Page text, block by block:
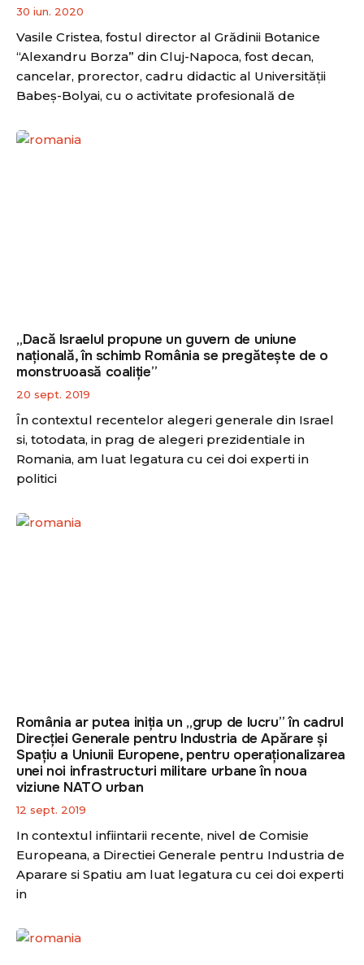
30 iun. 2020
Vasile Cristea, fostul director al Grădinii Botanice
“Alexandru Borza” din Cluj-Napoca, fost decan,
cancelar, prorector, cadru didactic al Universității
Babeș-Bolyai, cu o activitate profesională de
„Dacă Israelul propune un guvern de uniune
națională, în schimb România se pregătește de o
monstruoasă coaliție”
20 sept. 2019
În contextul recentelor alegeri generale din Israel
si, totodata, in prag de alegeri prezidentiale in
Romania, am luat legatura cu cei doi experti in
politici
România ar putea iniția un „grup de lucru” în cadrul
Direcției Generale pentru Industria de Apărare și
Spațiu a Uniunii Europene, pentru operaționalizarea
unei noi infrastructuri militare urbane în noua
viziune NATO urban
12 sept. 2019
In contextul infiintarii recente, nivel de Comisie
Europeana, a Directiei Generale pentru Industria de
Aparare si Spatiu am luat legatura cu cei doi experti
in